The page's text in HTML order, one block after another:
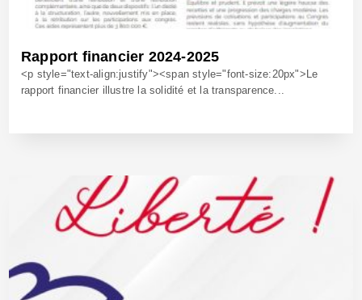
Rapport financier 2024-2025
<p style="text-align:justify"><span style="font-size:20px">Le
rapport financier illustre la solidité et la transparence...
28 Oct 2025 - Réf: BW42829